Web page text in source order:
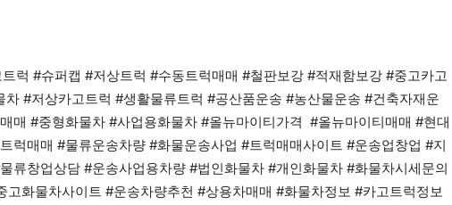
럭 #슈퍼캡 #저상트럭 #수동트럭매매 #철판보강 #적재함보강 #중고카고
#저상카고트럭 #생활물류트럭 #공산품운송 #농산물운송 #건축자재운
매 #중형화물차 #사업용화물차 #올뉴마이티가격 #올뉴마이티매매 #현대
럭매매 #물류운송차량 #화물운송사업 #트럭매매사이트 #운송업창업 #지
류창업상담 #운송사업용차량 #법인화물차 #개인화물차 #화물차시세문의
고화물차사이트 #운송차량추천 #상용차매매 #화물차정보 #카고트럭정보